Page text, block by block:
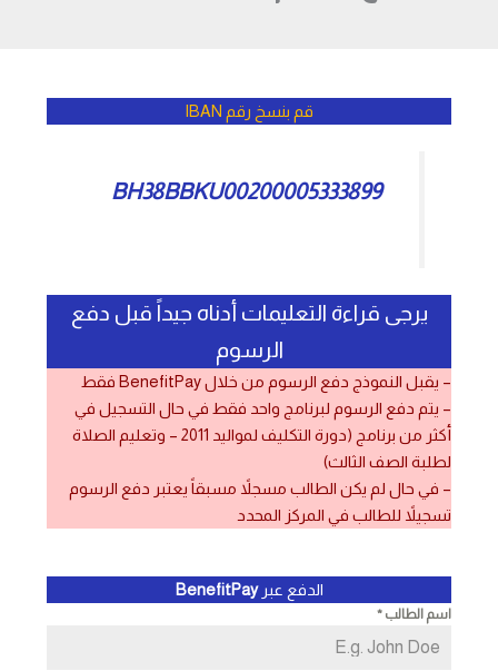
قم بنسخ رقم IBAN
BH38BBKU00200005333899
يرجى قراءة التعليمات أدناه جيداً قبل دفع
الرسوم
– يقبل النموذج دفع الرسوم من خلال BenefitPay فقط
– يتم دفع الرسوم لبرنامج واحد فقط في حال التسجيل في
أكثر من برنامج (دورة التكليف لمواليد 2011 – وتعليم الصلاة
لطلبة الصف الثالث)
– في حال لم يكن الطالب مسجلاً مسبقاً يعتبر دفع الرسوم
تسجيلاً للطالب في المركز المحدد
الدفع عبرBenefitPay
اسم الطالب *